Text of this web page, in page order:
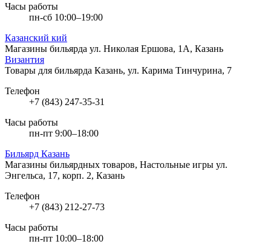
Часы работы
пн-сб 10:00–19:00
Казанский кий
Магазины бильярда ул. Николая Ершова, 1А, Казань
Византия
Товары для бильярда Казань, ул. Карима Тинчурина, 7
Телефон
+7 (843) 247-35-31
Часы работы
пн-пт 9:00–18:00
Бильярд Казань
Магазины бильярдных товаров, Настольные игры ул.
Энгельса, 17, корп. 2, Казань
Телефон
+7 (843) 212-27-73
Часы работы
пн-пт 10:00–18:00